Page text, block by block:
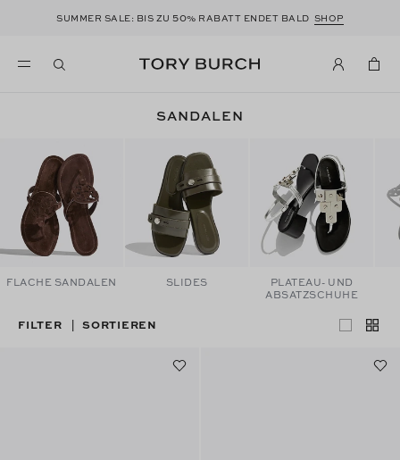
SUMMER SALE: BIS ZU50% RABATT ENDET BALD SHOP
SANDALEN
FLACHE SANDALEN SLIDES
PLATEAU- UND
ABSATZSCHUHE
FILTER SORTIEREN